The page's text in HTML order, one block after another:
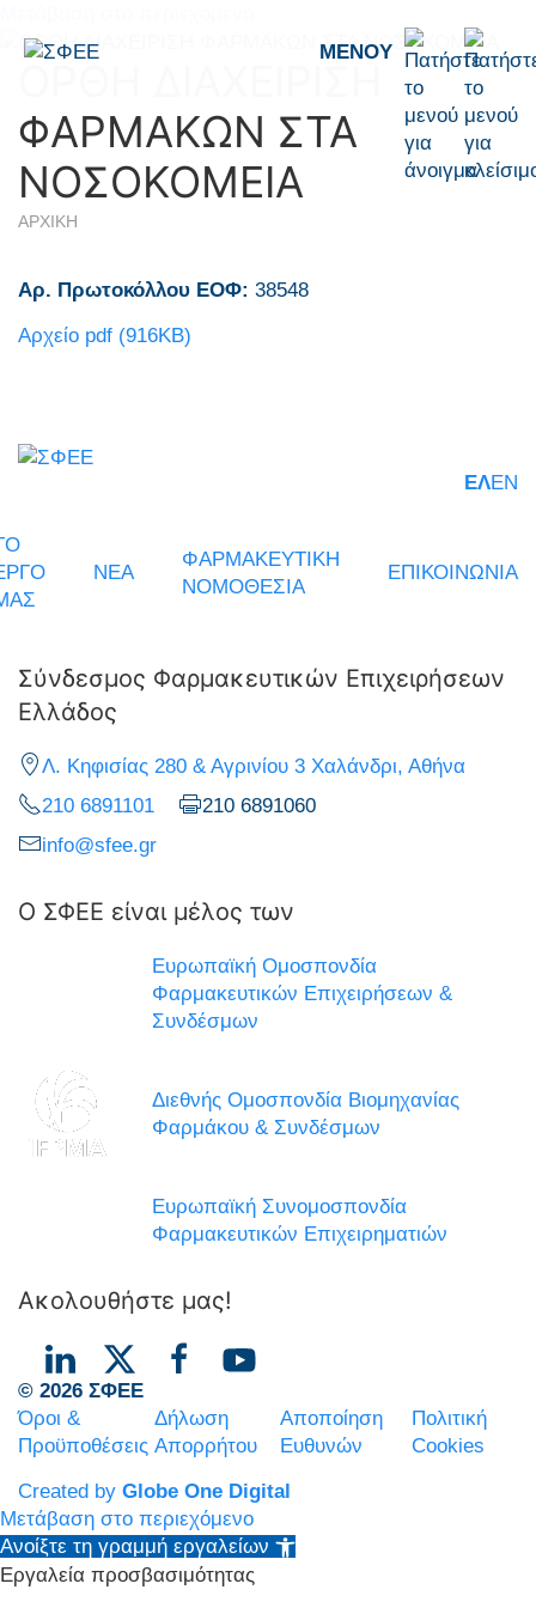
ΜΕΝΟΎ
ΦΑΡΜΑΚΩΝ ΣΤΑ
ΝΟΣΟΚΟΜΕΙΑ
ΑΡΧΙΚΗ
Αρ. Πρωτοκόλλου ΕΟΦ: 38548
Aρχείο pdf (916KB)
ΕΛEN
ΝΕΑ
ΦΑΡΜΑΚΕΥΤΙΚΗ
ΝΟΜΟΘΕΣΙΑ
ΕΠΙΚΟΙΝΩΝΙΑ
Σύνδεσμος Φαρμακευτικών Επιχειρήσεων
Ελλάδος
Λ. Κηφισίας 280 & Αγρινίου 3 Χαλάνδρι, Αθήνα
210 6891101
210 6891060
info@sfee.gr
Ο ΣΦΕΕ είναι μέλος των
Ευρωπαϊκή Ομοσπονδία
Φαρμακευτικών Επιχειρήσεων &
Συνδέσμων
Διεθνής Ομοσπονδία Βιομηχανίας
Φαρμάκου & Συνδέσμων
Ευρωπαϊκή Συνομοσπονδία
Φαρμακευτικών Επιχειρηματιών
Ακολουθήστε μας!
© 2026 ΣΦΕΕ
Όροι &
Προϋποθέσεις
Δήλωση
Απορρήτου
Αποποίηση
Ευθυνών
Πολιτική
Cookies
Created by Globe One Digital
Μετάβαση στο περιεχόμενο
Ανοίξτε τη γραμμή εργαλείων
Εργαλεία προσβασιμότητας